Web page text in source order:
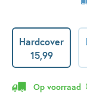
Hardcover
15,99
Op voorraad